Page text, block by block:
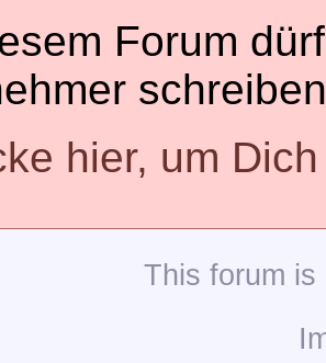
Forum
hier, um
This forum is